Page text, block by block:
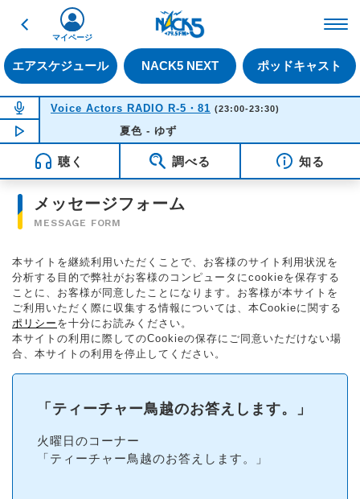
戻る
エアスケジュール NACK5 NEXT ポッドキャスト
マイページ
NOW ON AIR
Voice Actors RADIO R-5・81 (23:00-23:30)
NOW PLAYING23:02
夏色 - ゆず
聴く 調べる 知る
メッセージフォーム
MESSAGE FORM
本サイトを継続利用いただくことで、お客様のサイト利用状況を
分析する目的で弊社がお客様のコンピュータにcookieを保存する
ことに、お客様が同意したことになります。お客様が本サイトを
ご利用いただく際に収集する情報については、本Cookieに関する
ポリシー を十分にお読みください。
本サイトの利用に際してのCookieの保存にご同意いただけない場
合、本サイトの利用を停止してください。
「​ティーチャー鳥越のお答えします。​」
火曜日のコーナー
「​ティーチャー鳥越のお答えします。​」